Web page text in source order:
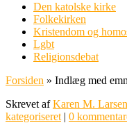
Den katolske kirke
Folkekirken
Kristendom og
Lgbt
Religionsdebat
Forsiden » Indlæg med
Skrevet afKaren M. Larsen
kategoriseret | 0